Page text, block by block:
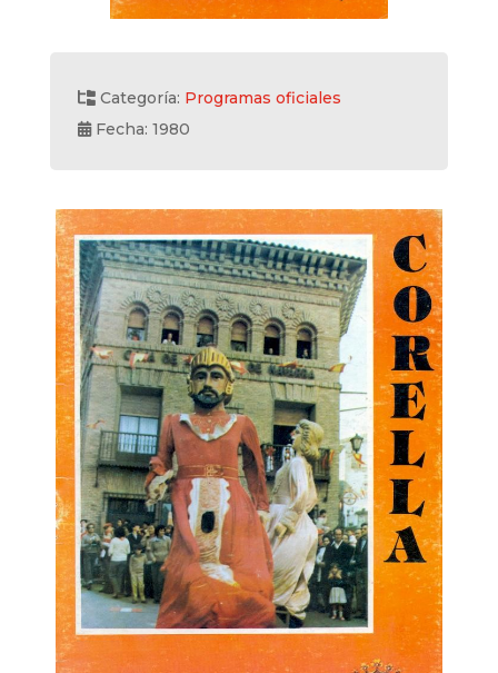
Categoría: Programas oficiales
Fecha: 1980